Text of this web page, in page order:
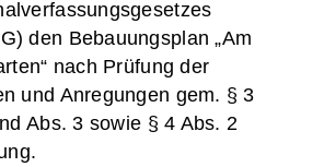
den Bebauungsplan „Am
nach Prüfung der
und Anregungen gem. § 3
Abs. 3 sowie § 4 Abs. 2